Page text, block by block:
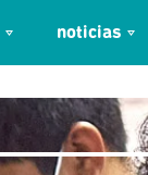
noticias